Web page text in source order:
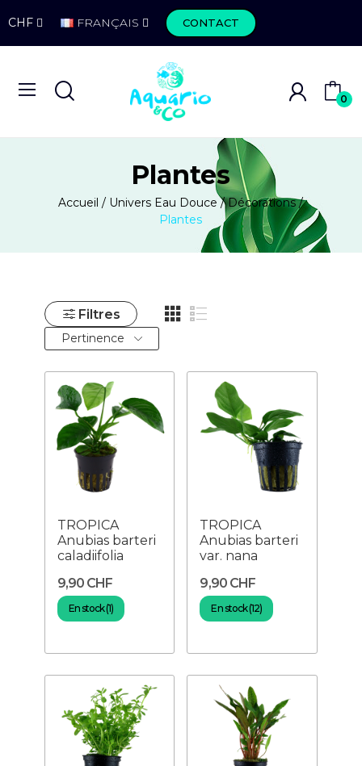
CHF FRANÇAIS CONTACT
0
Plantes
Accueil Univers Eau Douce
Décorations
Plantes
Filtres
Pertinence
TROPICA
Anubias barteri
caladiifolia
9,90 CHF
En stock (1)
TROPICA
Anubias barteri
var. nana
9,90 CHF
En stock (12)